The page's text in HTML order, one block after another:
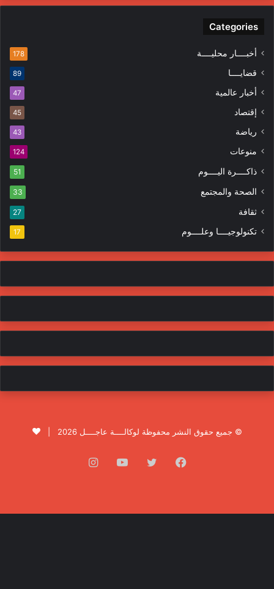
Categories
أخبــــار محليــــة 178
قضايــــا 89
أخبار عالمية 47
إقتصاد 45
رياضة 43
منوعات 124
ذاكــــرة اليــــوم 51
الصحة والمجتمع 33
ثقافة 27
تكنولوجيــــا وعلــــوم 17
© جميع حقوق النشر محفوظة لوكالــــة عاجــــل 2026 |
فيسبوك تويتر يوتيوبانستقرام